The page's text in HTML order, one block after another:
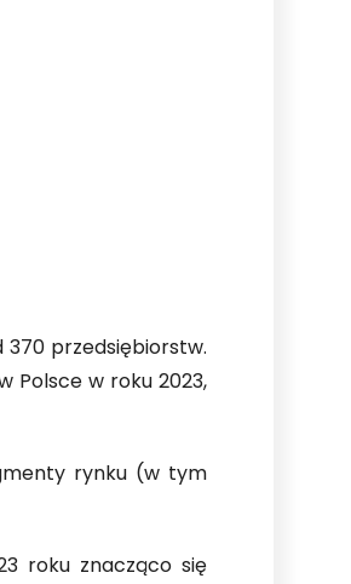
370 przedsiębiorstw.
Polsce w roku 2023,
rynku (w tym
roku znacząco się